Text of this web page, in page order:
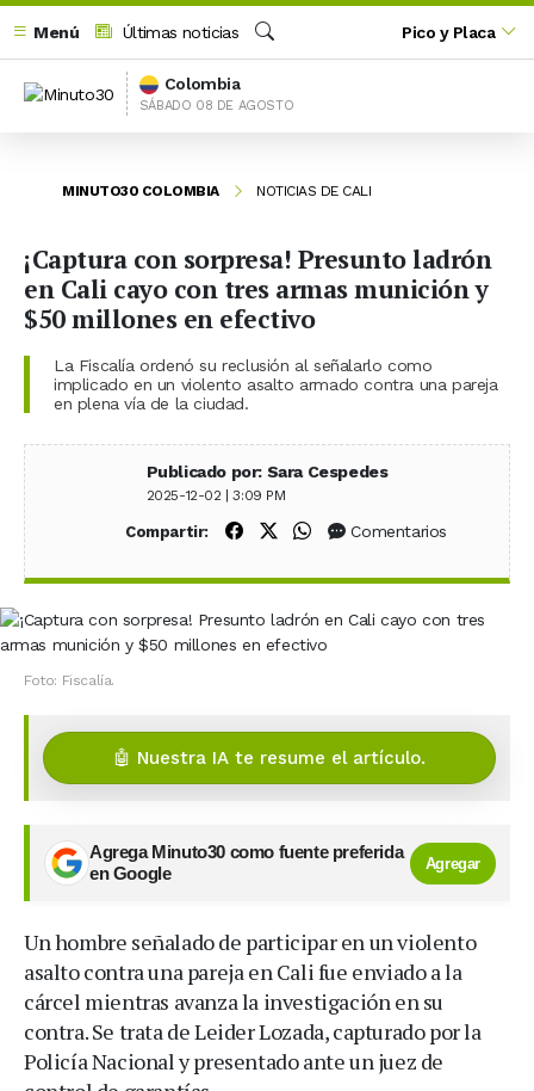
Menú
Últimas noticias
Buscar
Pico y Placa
Colombia
SÁBADO 08 DE AGOSTO
MINUTO30 COLOMBIA NOTICIAS DE CALI
¡Captura con sorpresa! Presunto ladrón
en Cali cayo con tres armas munición y
$50 millones en efectivo
La Fiscalía ordenó su reclusión al señalarlo como
implicado en un violento asalto armado contra una pareja
en plena vía de la ciudad.
Publicado por: Sara Cespedes
2025-12-02 | 3:09 PM
Compartir: Compartir en Facebook
Compartir en X (Twitter)
Compartir en WhatsApp
Comentarios
Foto: Fiscalía.
🤖 Nuestra IA te resume el artículo.
Agrega Minuto30 como fuente preferida
en Google
Agregar
Un hombre señalado de participar en un violento
asalto contra una pareja en Cali fue enviado a la
cárcel mientras avanza la investigación en su
contra. Se trata de Leider Lozada, capturado por la
Policía Nacional y presentado ante un juez de